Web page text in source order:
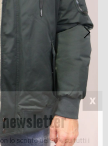
lo sconto del 20% su tutti i